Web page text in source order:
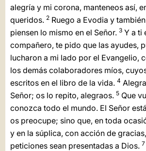
alegría y mi corona, manteneos así,
queridos. 2Ruego a Evodia y
piensen lo mismo en el Señor. 3Y a ti
compañero, te pido que las ayudes,
lucharon a mi lado por el Evangelio,
los demás colaboradores míos,
escritos en el libro de la vida. 4
Señor; os lo repito, alegraos. 5Que
conozca todo el mundo. El Señor
os preocupe; sino que, en toda
y en la súplica, con acción de
peticiones sean presentadas a Dios. 7